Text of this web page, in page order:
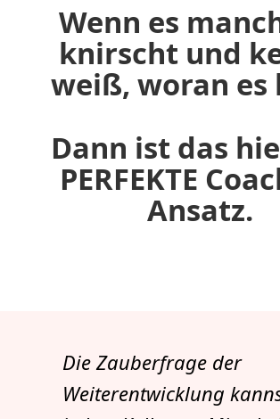
Wenn es
knirscht und
weiß, woran es
Dann ist das
PERFEKTE
Ansatz.
Die Zauberfrage der
Weiterentwicklung